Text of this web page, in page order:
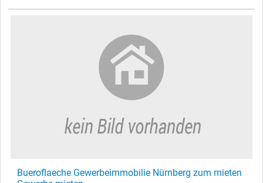
Bueroflaeche Gewerbeimmobilie Nürnberg zum mieten